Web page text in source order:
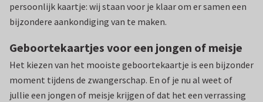
persoonlijk kaartje: wij staan voor je klaar om er samen een
bijzondere aankondiging van te maken.
Geboortekaartjes voor een jongen of meisje
Het kiezen van het mooiste geboortekaartje is een bijzonder
moment tijdens de zwangerschap. En of je nu al weet of
jullie een jongen of meisje krijgen of dat het een verrassing